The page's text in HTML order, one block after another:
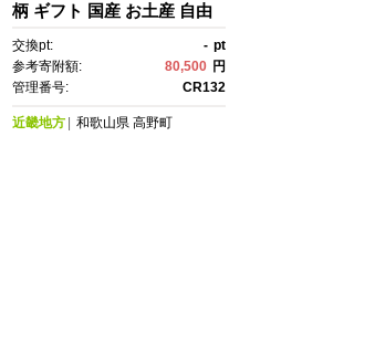
柄 ギフト 国産 お土産 自由
の女神 アメリカ NYスタイ
ル おしゃれ アメリカン クロ
ック［YS8］
交換pt: - pt
参考寄附額:
80,500 円
管理番号:
CR132
近畿地方 和歌山県 高野町